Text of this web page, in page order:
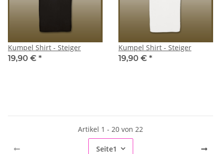
Kumpel Shirt - Steiger
19,90 € *
Kumpel Shirt - Steiger
19,90 € *
Artikel 1 - 20 von 22
Seite1